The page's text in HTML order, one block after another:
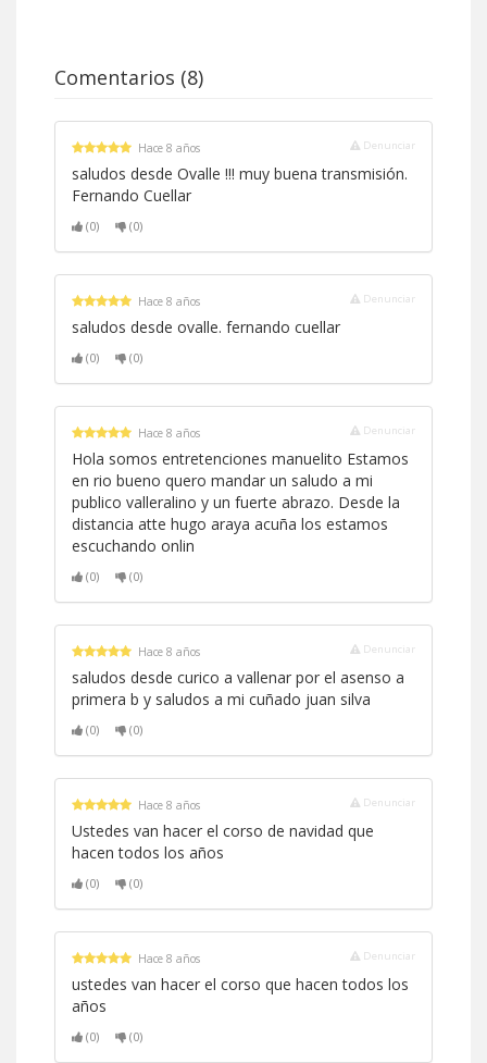
Comentarios (8)
Hace 8 años Denunciar
saludos desde Ovalle !!! muy buena transmisión.
Fernando Cuellar
(0) (0)
Hace 8 años Denunciar
saludos desde ovalle. fernando cuellar
(0) (0)
Hace 8 años Denunciar
Hola somos entretenciones manuelito Estamos
en rio bueno quero mandar un saludo a mi
publico valleralino y un fuerte abrazo. Desde la
distancia atte hugo araya acuña los estamos
escuchando onlin
(0) (0)
Hace 8 años Denunciar
saludos desde curico a vallenar por el asenso a
primera b y saludos a mi cuñado juan silva
(0) (0)
Hace 8 años Denunciar
Ustedes van hacer el corso de navidad que
hacen todos los años
(0) (0)
Hace 8 años Denunciar
ustedes van hacer el corso que hacen todos los
años
(0) (0)